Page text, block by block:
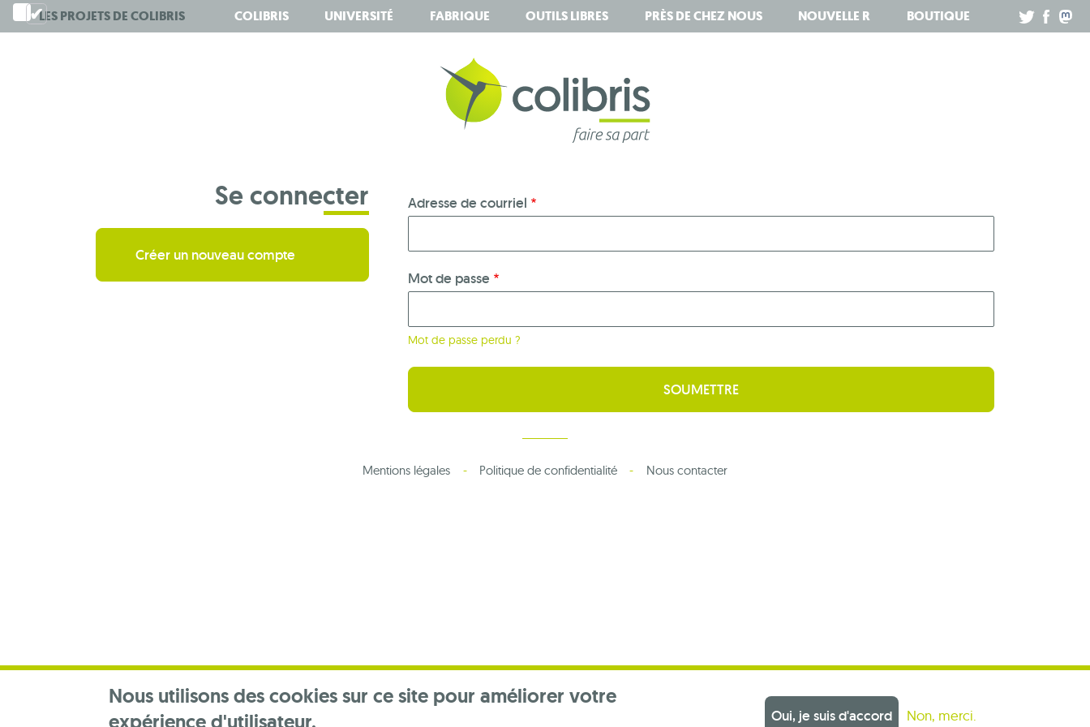
Nous utilisons des cookies sur ce site pour améliorer votre
expérience d'utilisateur.
Oui, je suis d'accord Non, merci.
LES PROJETS DECOLIBRIS COLIBRIS UNIVERSITÉ FABRIQUE OUTILS LIBRES PRÈS DE CHEZ NOUS NOUVELLE R BOUTIQUE
Se connecter
Créer un nouveau compte
Adresse de courriel
Mot de passe
Mot de passe perdu ?
Mentions légales Politique de confidentialité Nous contacter